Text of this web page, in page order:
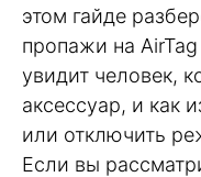
этом гайде
пропажи на AirTag
увидит человек,
аксессуар, и как
или отключить
Если вы